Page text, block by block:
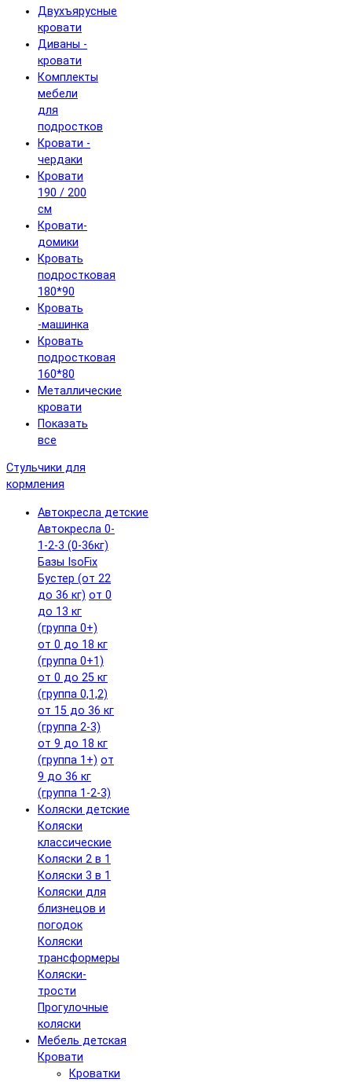
Двухъярусные
кровати
Диваны -
кровати
Комплекты
мебели
для
подростков
Кровати -
чердаки
Кровати
190 / 200
см
Кровати-
домики
Кровать
подростковая
180*90
Кровать
-машинка
Кровать
подростковая
160*80
Металлические
кровати
Показать
все
Стульчики для
кормления
Автокресла детские
Автокресла 0-
1-2-3 (0-36кг)
Базы IsoFix
Бустер (от 22
до 36 кг) от 0
до 13 кг
(группа 0+)
от 0 до 18 кг
(группа 0+1)
от 0 до 25 кг
(группа 0,1,2)
от 15 до 36 кг
(группа 2-3)
от 9 до 18 кг
(группа 1+) от
9 до 36 кг
(группа 1-2-3)
Коляски детские
Коляски
классические
Коляски 2 в 1
Коляски 3 в 1
Коляски для
близнецов и
погодок
Коляски
трансформеры
Коляски-
трости
Прогулочные
коляски
Мебель детская
Кровати
Кроватки